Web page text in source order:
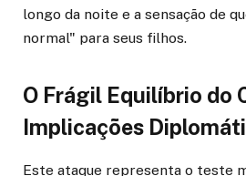
longo da noite e a sensação de
normal" para seus filhos.
O Frágil Equilíbrio do
Implicações
Este ataque representa o teste